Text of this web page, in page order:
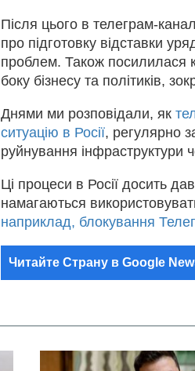
Після цього в телеграм-
про підготовку відставки
проблем. Також посилилася
боку бізнесу та політиків,
Днями ми розповідали, як
ситуацію в Росії, регулярно
руйнування інфраструктури
Ці процеси в Росії досить
намагаються
наприклад, блокування
Читайте Страну в Google